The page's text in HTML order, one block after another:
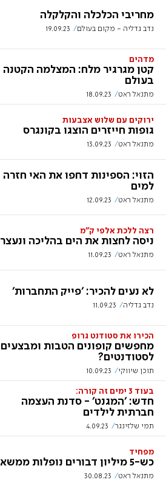
מחריבי הכלכלה והקלקלה
נדב גדליה - מקום בעולם 19.09.23
מדהים
קטן מגרגיר מלח: המצלמה הקטנה
בעולם
מתנאל ראט 18.09.23
ירוקים עם שלוש אצבעות
גופות חייזרים הוצגו בקונגרס
מתנאל ראט 13.09.23
הזוי: הספינות דחפו את האי חזרה
למים
מתנאל ראט 12.09.23
רצה ללכת אלפי ק"מ
ניסה לחצות את הים בהליכה ונעצר
מתנאל ראט 11.09.23
לא נעים להכיר: 'פייק התחברות'
נדב גדליה 11.09.23
הכירו את סטודנט גרופ
מחפשים קופונים הטבות ומבצעים
לסטודנטים?
תוכן שיווקי 10.09.23
בעוד 3 ימים זה קורה:
חדש: 'המגנט' - סדנת העצמה
חברתית לילדים
תמי שלזינגר 4.09.23
מפחיד
כש-5 מיליון דבורים נופלות ממשאית
מתנאל ראט 30.08.23